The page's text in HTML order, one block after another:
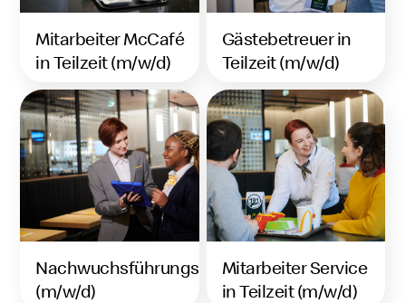
Mitarbeiter McCafé
in Teilzeit (m/w/d)
Gästebetreuer in
Teilzeit (m/w/d)
Nachwuchsführungskraft
(m/w/d)
Mitarbeiter Service
in Teilzeit (m/w/d)